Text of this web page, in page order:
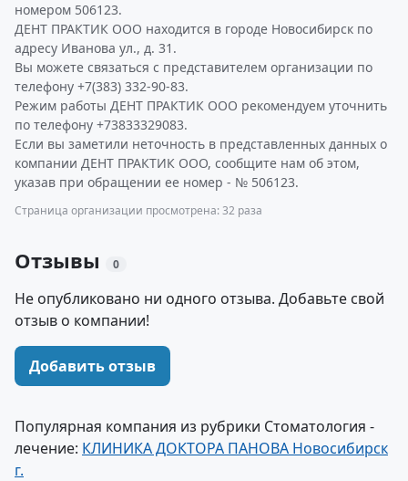
номером 506123.
ДЕНТ ПРАКТИК ООО находится в городе Новосибирск по
адресу Иванова ул., д. 31.
Вы можете связаться с представителем организации по
телефону +7(383) 332-90-83.
Режим работы ДЕНТ ПРАКТИК ООО рекомендуем уточнить
по телефону +73833329083.
Если вы заметили неточность в представленных данных о
компании ДЕНТ ПРАКТИК ООО, сообщите нам об этом,
указав при обращении ее номер - № 506123.
Страница организации просмотрена: 32 раза
Отзывы 0
Не опубликовано ни одного отзыва. Добавьте свой
отзыв о компании!
Добавить отзыв
Популярная компания из рубрики Стоматология -
лечение: КЛИНИКА ДОКТОРА ПАНОВА Новосибирск
г.